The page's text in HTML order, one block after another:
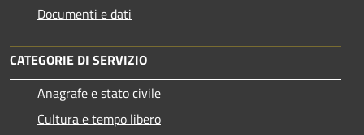
Documenti e dati
CATEGORIE DI SERVIZIO
Anagrafe e stato civile
Cultura e tempo libero